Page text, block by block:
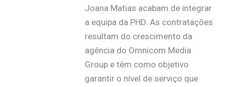
Joana Matias acabam de integrar
a equipa da PHD. As contratações
resultam do crescimento da
agência do Omnicom Media
Group e têm como objetivo
garantir o nível de serviço que